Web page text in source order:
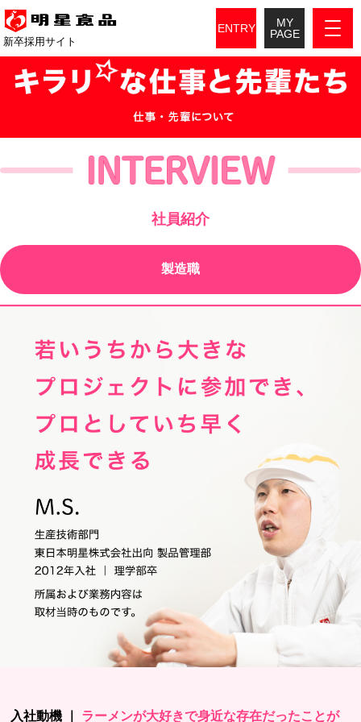
新卒採用サイト
ENTRY
MY
PAGE
社員紹介
製造職
入社動機 ｜ ラーメンが大好きで身近な存在だったことが